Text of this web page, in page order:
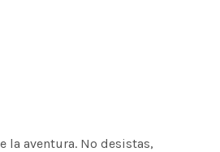
la aventura. No desistas,